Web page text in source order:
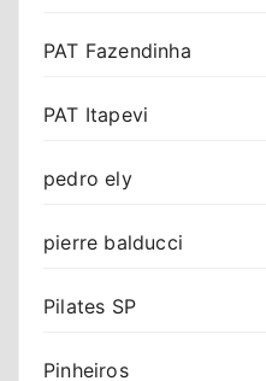
PAT Fazendinha
PAT Itapevi
pedro ely
pierre balducci
Pilates SP
Pinheiros